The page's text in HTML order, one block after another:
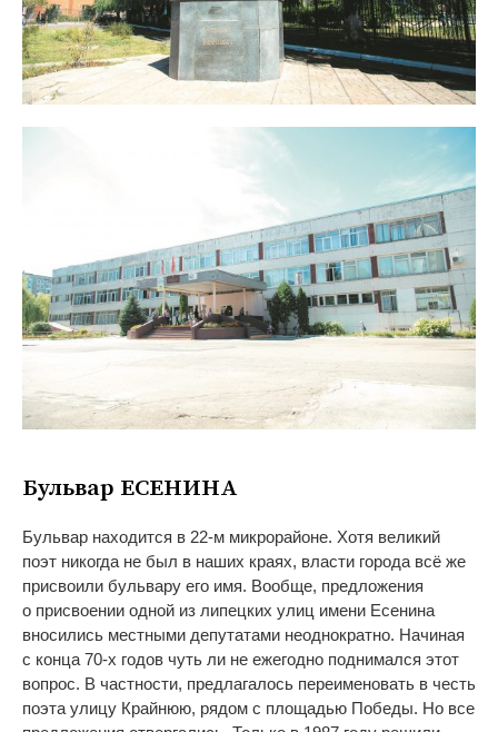
Бульвар ЕСЕНИНА
Бульвар находится в 22-м микрорайоне. Хотя великий
поэт никогда не был в наших краях, власти города всё же
присвоили бульвару его имя. Вообще, предложения
о присвоении одной из липецких улиц имени Есенина
вносились местными депутатами неоднократно. Начиная
с конца 70-х годов чуть ли не ежегодно поднимался этот
вопрос. В частности, предлагалось переименовать в честь
поэта улицу Крайнюю, рядом с площадью Победы. Но все